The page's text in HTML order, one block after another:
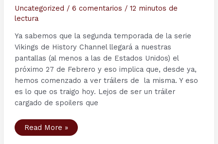
Lo
que
dicen
autores
de
la
serie.
Uncategorized / 6 comentarios / 12 minutos de
lectura
Ya sabemos que la segunda temporada de la serie
Vikings de History Channel llegará a nuestras
pantallas (al menos a las de Estados Unidos) el
próximo 27 de Febrero y eso implica que, desde ya,
hemos comenzado a ver tráilers de la misma. Y eso
es lo que os traigo hoy. Lejos de ser un tráiler
cargado de spoilers que
Jugando
al
Read More »